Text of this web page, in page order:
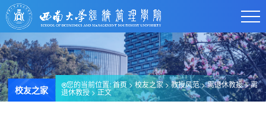
校友之家 您的当前位置:首页>校友之家>教授风范>离退休教授>离
退休教授 > 正文